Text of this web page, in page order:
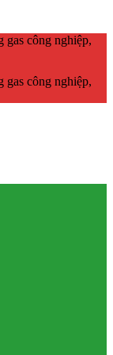
gas công nghiệp,
gas công nghiệp,